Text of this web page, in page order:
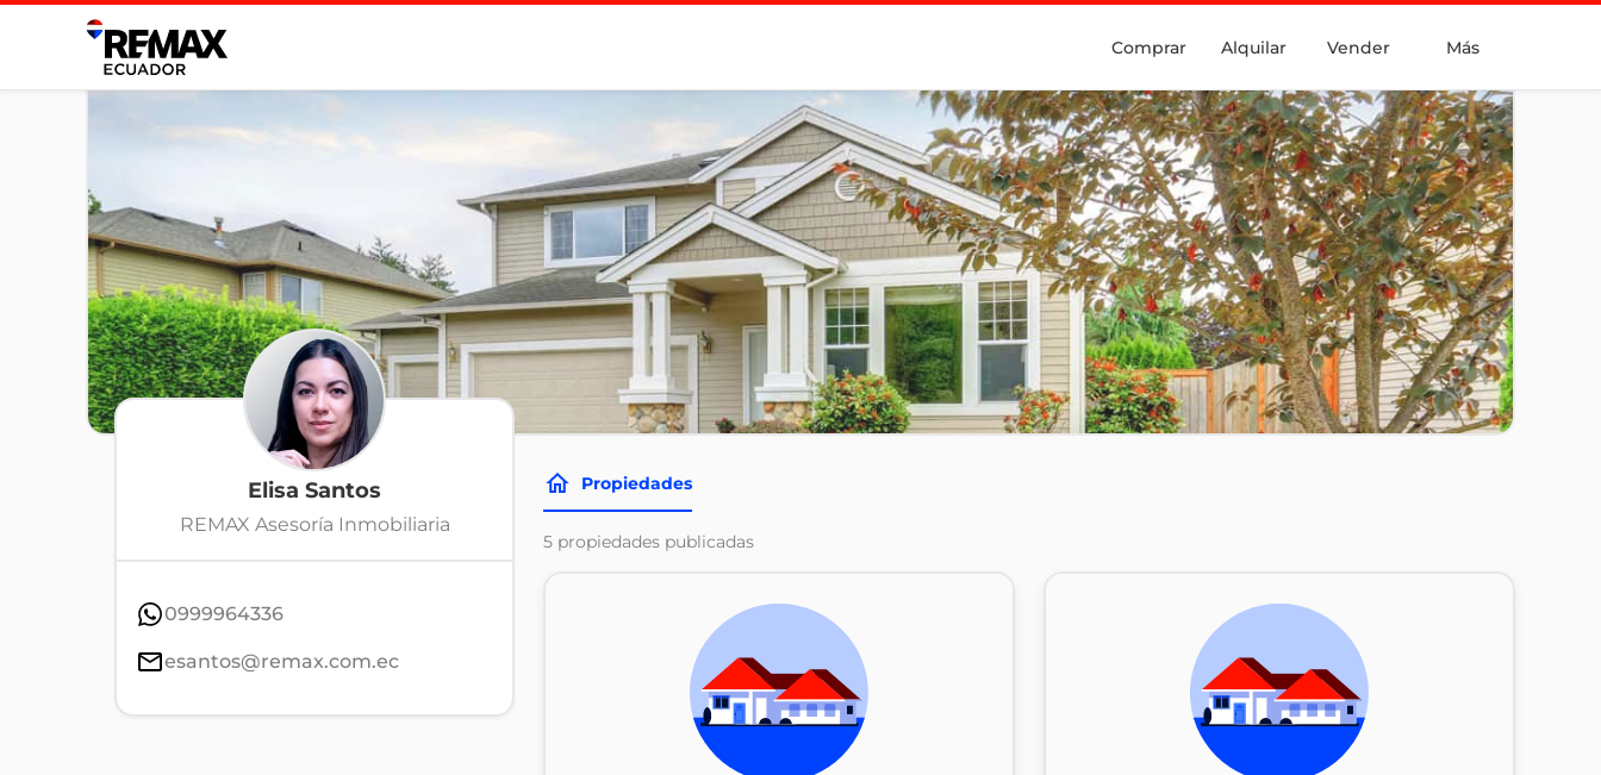
Comprar Alquilar Vender Más
Elisa Santos
REMAX Asesoría Inmobiliaria
0999964336
esantos@remax.com.ec
Propiedades
5 propiedades publicadas